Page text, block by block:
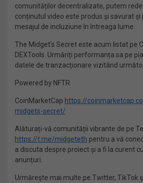
comunităților decentralizate, putem
conținutul video este produs și savurat
mesajul de incluziune în întreaga lume.
The Midget’s Secret este acum listat pe
DEXTools. Urmăriți performanța sa pe
datele de tranzacționare vizitând
Powered by NFTR
CoinMarketCap https://
midgets-secret/
Alăturați-vă comunității vibrante de pe
https://t.me/midgeteth pentru a vă
a discuta despre proiect și a fi la curent
anunțuri.
Urmărește mai multe pe Twitter, TikTok